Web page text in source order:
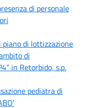
di personale
piano di lottizzazione
di
in Retorbido, s.p.
pediatra di